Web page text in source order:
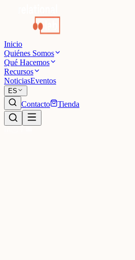
Inicio
Quiénes Somos
Qué Hacemos
Recursos
NoticiasEventos
ES
Contacto Tienda